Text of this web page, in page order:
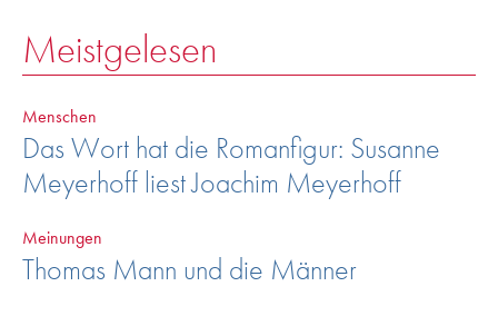
Meistgelesen
Menschen
Das Wort hat die Romanfigur: Susanne
Meyerhoff liest Joachim Meyerhoff
Meinungen
Thomas Mann und die Männer